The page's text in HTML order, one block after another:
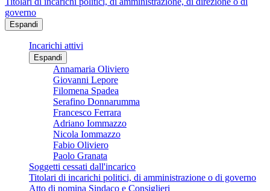
governo
Espandi
Incarichi attivi
Espandi
Annamaria Oliviero
Giovanni Lepore
Filomena Spadea
Serafino Donnarumma
Francesco Ferrara
Adriano Iommazzo
Nicola Iommazzo
Fabio Oliviero
Paolo Granata
Soggetti cessati dall'incarico
Titolari di incarichi politici, di amministrazione o di governo
Atto di nomina Sindaco e Consiglieri